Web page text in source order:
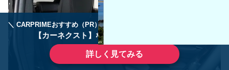
＼ CARPRIMEおすすめ（PR） ／
【カーネクスト】ならどんなクルマも高価買取
詳しく見てみる